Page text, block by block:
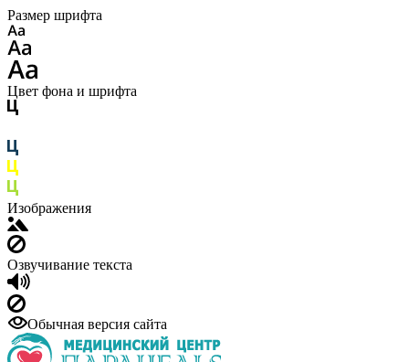
Размер шрифта
Цвет фона и шрифта
Изображения
Озвучивание текста
Обычная версия сайта